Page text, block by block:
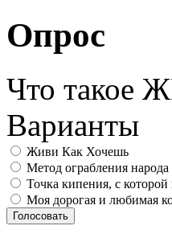
Опрос
Что такое
Варианты
Живи Как Хочешь
Метод ограбления народа
Точка кипения, с
Моя дорогая и любимая